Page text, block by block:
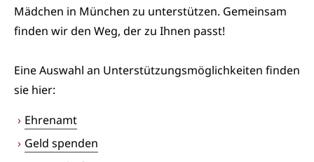
Mädchen in München zu unterstützen. Gemeinsam
finden wir den Weg, der zu Ihnen passt!
Eine Auswahl an Unterstützungsmöglichkeiten finden
sie hier:
Ehrenamt
Geld spenden